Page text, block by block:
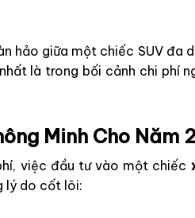
giữa một chiếc SUV đa
là trong bối cảnh chi phí
Minh Cho Năm
việc đầu tư vào một chiếc
lý do cốt lõi: